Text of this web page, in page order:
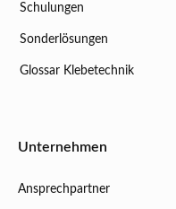
Schulungen
Sonderlösungen
Glossar Klebetechnik
Unternehmen
Ansprechpartner